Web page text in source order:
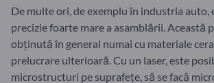
De multe ori, de exemplu în industria auto,
precizie foarte mare a asamblării. Această
obținută în general numai cu materiale
prelucrare ulterioară. Cu un laser, este
microstructuri pe suprafețe, să se facă